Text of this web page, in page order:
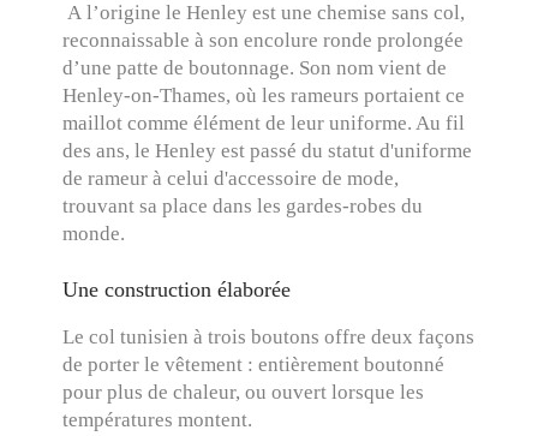
A l’origine le Henley est une chemise sans col,
reconnaissable à son encolure ronde prolongée
d’une patte de boutonnage. Son nom vient de
Henley-on-Thames, où les rameurs portaient ce
maillot comme élément de leur uniforme. Au fil
des ans, le Henley est passé du statut d'uniforme
de rameur à celui d'accessoire de mode,
trouvant sa place dans les gardes-robes du
monde.
Une construction élaborée
Le col tunisien à trois boutons offre deux façons
de porter le vêtement : entièrement boutonné
pour plus de chaleur, ou ouvert lorsque les
températures montent.